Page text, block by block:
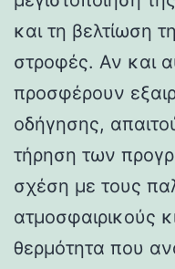
και τη βελτίωση
στροφές. Αν και
προσφέρουν
οδήγησης,
τήρηση των
σχέση με τους
ατμοσφαιρικούς
θερμότητα που